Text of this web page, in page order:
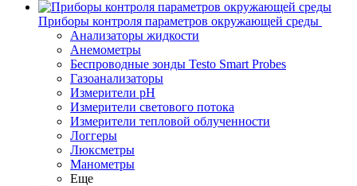
Приборы контроля параметров окружающей среды
Анализаторы жидкости
Анемометры
Беспроводные зонды Testo Smart Probes
Газоанализаторы
Измерители pH
Измерители светового потока
Измерители тепловой облученности
Логгеры
Люксметры
Манометры
Еще